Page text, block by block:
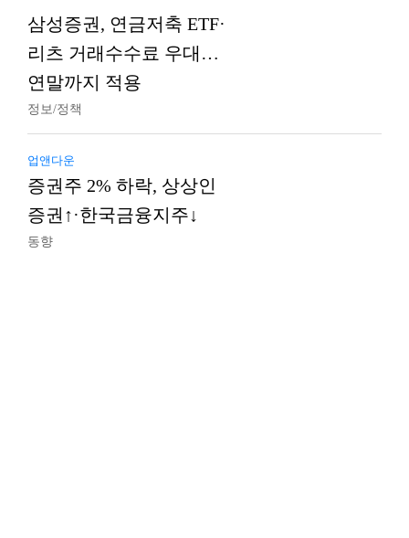
삼성증권, 연금저축 ETF·
리츠 거래수수료 우대…
연말까지 적용
정보/정책
업앤다운
증권주 2% 하락, 상상인
증권↑·한국금융지주↓
동향